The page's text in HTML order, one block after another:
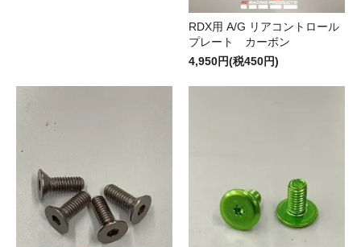
RDX用 A/G リアコントロール
プレート カーボン
4,950円(税450円)